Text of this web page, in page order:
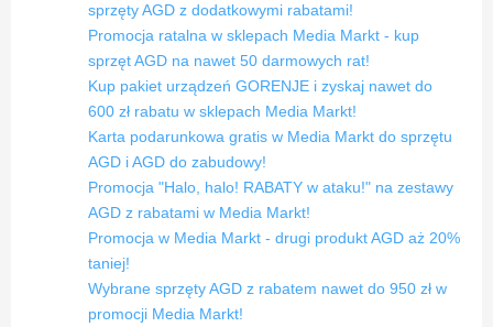
sprzęty AGD z dodatkowymi rabatami!
Promocja ratalna w sklepach Media Markt - kup
sprzęt AGD na nawet 50 darmowych rat!
Kup pakiet urządzeń GORENJE i zyskaj nawet do
600 zł rabatu w sklepach Media Markt!
Karta podarunkowa gratis w Media Markt do sprzętu
AGD i AGD do zabudowy!
Promocja "Halo, halo! RABATY w ataku!" na zestawy
AGD z rabatami w Media Markt!
Promocja w Media Markt - drugi produkt AGD aż 20%
taniej!
Wybrane sprzęty AGD z rabatem nawet do 950 zł w
promocji Media Markt!